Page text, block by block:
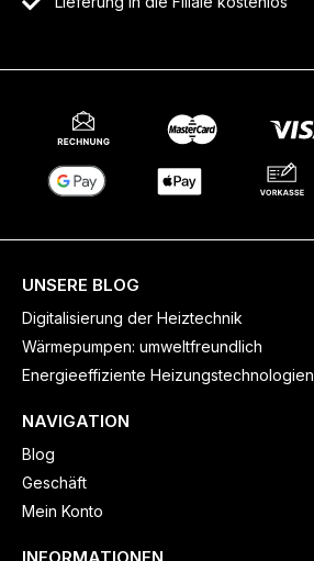
UNSERE BLOG
Digitalisierung der Heiztechnik
Wärmepumpen: umweltfreundlich
Energieeffiziente Heizungstechnologien
NAVIGATION
Blog
Geschäft
Mein Konto